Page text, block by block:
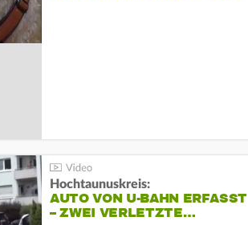
Hochtaunuskreis:
AUTO VON U-BAHN ERFASST
– ZWEI VERLETZTE…